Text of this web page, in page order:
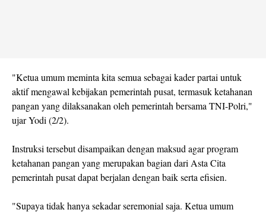
"Ketua umum meminta kita semua sebagai kader partai untuk
aktif mengawal kebijakan pemerintah pusat, termasuk ketahanan
pangan yang dilaksanakan oleh pemerintah bersama TNI-Polri,"
ujar Yodi (2/2).
Instruksi tersebut disampaikan dengan maksud agar program
ketahanan pangan yang merupakan bagian dari Asta Cita
pemerintah pusat dapat berjalan dengan baik serta efisien.
"Supaya tidak hanya sekadar seremonial saja. Ketua umum